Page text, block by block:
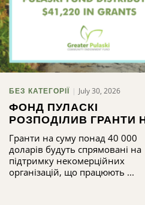
БЕЗ КАТЕГОРІЇ July 30, 2026
ФОНД ПУЛАСКІ
РОЗПОДІЛИВ ГРАНТИ
СУМУ 41 220 ДОЛАРІВ
Гранти на суму понад 40 000
доларів будуть спрямовані на
підтримку некомерційних
організацій, що працюють ...